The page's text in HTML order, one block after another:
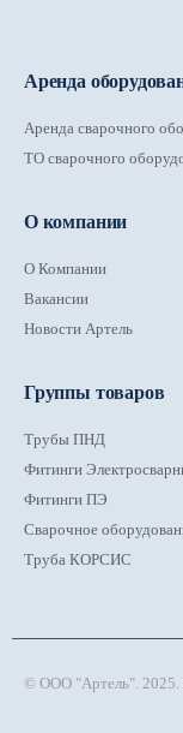
Аренда
Аренда сварочного
ТО сварочного
О компании
О Компании
Вакансии
Новости Артель
Группы товаров
Трубы ПНД
Фитинги
Фитинги ПЭ
Сварочное
Труба КОРСИС
© ООО "Артель". 2025.